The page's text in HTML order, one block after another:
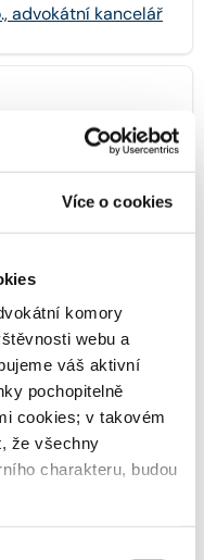
Více o cookies
komory
webu a
váš aktivní
pochopitelně
cookies; v takovém
že všechny
charakteru, budou
advokátní kancelář
, 14000 Praha